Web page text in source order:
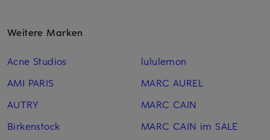
Weitere Marken
Acne Studios
AMI PARIS
AUTRY
Birkenstock
lululemon
MARC AUREL
MARC CAIN
MARC CAIN im SALE